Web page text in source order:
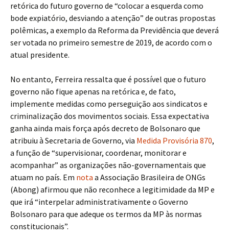
retórica do futuro governo de “colocar a esquerda como
bode expiatório, desviando a atenção” de outras propostas
polêmicas, a exemplo da Reforma da Previdência que deverá
ser votada no primeiro semestre de 2019, de acordo com o
atual presidente.
No entanto, Ferreira ressalta que é possível que o futuro
governo não fique apenas na retórica e, de fato,
implemente medidas como perseguição aos sindicatos e
criminalização dos movimentos sociais. Essa expectativa
ganha ainda mais força após decreto de Bolsonaro que
atribuiu à Secretaria de Governo, via Medida Provisória 870,
a função de “supervisionar, coordenar, monitorar e
acompanhar” as organizações não-governamentais que
atuam no país. Em nota a Associação Brasileira de ONGs
(Abong) afirmou que não reconhece a legitimidade da MP e
que irá “interpelar administrativamente o Governo
Bolsonaro para que adeque os termos da MP às normas
constitucionais”.